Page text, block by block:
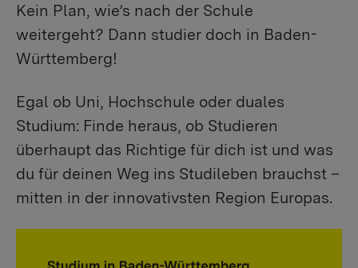
Kein Plan, wie’s nach der Schule
weitergeht? Dann studier doch in Baden-
Württemberg!
Egal ob Uni, Hochschule oder duales
Studium: Finde heraus, ob Studieren
überhaupt das Richtige für dich ist und was
du für deinen Weg ins Studileben brauchst –
mitten in der innovativsten Region Europas.